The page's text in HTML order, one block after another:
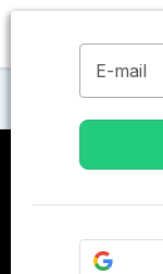
Maisons de
E-mail